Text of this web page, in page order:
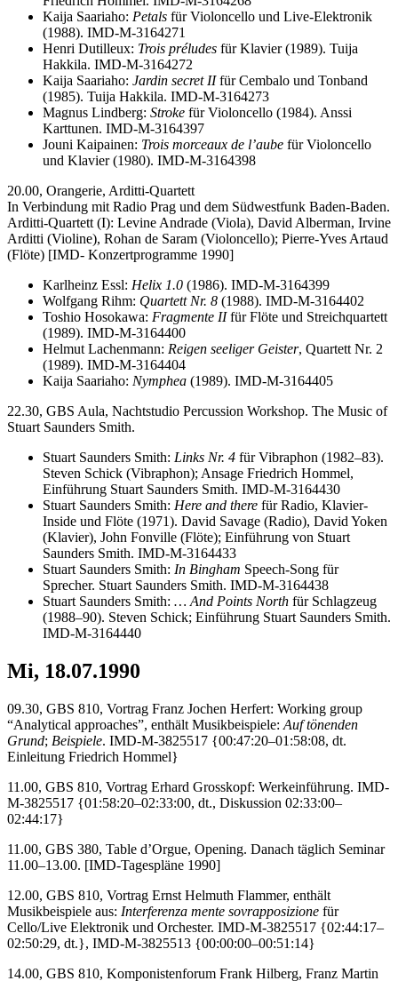
Kaija Saariaho: Petals für Violoncello und Live-Elektronik
(1988). IMD-M-3164271
Henri Dutilleux: Trois préludes für Klavier (1989). Tuija
Hakkila. IMD-M-3164272
Kaija Saariaho: Jardin secret IIfür Cembalo und Tonband
(1985). Tuija Hakkila. IMD-M-3164273
Magnus Lindberg: Stroke für Violoncello (1984). Anssi
Karttunen. IMD-M-3164397
Jouni Kaipainen: Trois morceaux de l’aube für Violoncello
und Klavier (1980). IMD-M-3164398
20.00, Orangerie, Arditti-Quartett
In Verbindung mit Radio Prag und dem Südwestfunk Baden-Baden.
Arditti-Quartett (I): Levine Andrade (Viola), David Alberman, Irvine
Arditti (Violine), Rohan de Saram (Violoncello); Pierre-Yves Artaud
(Flöte) [IMD- Konzertprogramme 1990]
Karlheinz Essl: Helix 1.0 (1986). IMD-M-3164399
Wolfgang Rihm: Quartett Nr. 8 (1988). IMD-M-3164402
Toshio Hosokawa: Fragmente IIfür Flöte und Streichquartett
(1989). IMD-M-3164400
Helmut Lachenmann: Reigen seeliger Geister, Quartett Nr. 2
(1989). IMD-M-3164404
Kaija Saariaho: Nymphea (1989). IMD-M-3164405
22.30, GBS Aula, Nachtstudio Percussion Workshop. The Music of
Stuart Saunders Smith.
Stuart Saunders Smith: Links Nr. 4 für Vibraphon (1982–83).
Steven Schick (Vibraphon); Ansage Friedrich Hommel,
Einführung Stuart Saunders Smith. IMD-M-3164430
Stuart Saunders Smith: Here and there für Radio, Klavier-
Inside und Flöte (1971). David Savage (Radio), David Yoken
(Klavier), John Fonville (Flöte); Einführung von Stuart
Saunders Smith. IMD-M-3164433
Stuart Saunders Smith: In Bingham Speech-Song für
Sprecher. Stuart Saunders Smith. IMD-M-3164438
Stuart Saunders Smith: … And Points North für Schlagzeug
(1988–90). Steven Schick; Einführung Stuart Saunders Smith.
IMD-M-3164440
Mi, 18.07.1990
09.30, GBS 810, Vortrag Franz Jochen Herfert: Working group
“Analytical approaches”, enthält Musikbeispiele: Auf tönenden
Grund; Beispiele. IMD-M-3825517 {00:47:20–01:58:08, dt.
Einleitung Friedrich Hommel}
11.00, GBS 810, Vortrag Erhard Grosskopf: Werkeinführung. IMD-
M-3825517 {01:58:20–02:33:00, dt., Diskussion 02:33:00–
02:44:17}
11.00, GBS 380, Table d’Orgue, Opening. Danach täglich Seminar
11.00–13.00. [IMD-Tagespläne 1990]
12.00, GBS 810, Vortrag Ernst Helmuth Flammer, enthält
Musikbeispiele aus: Interferenza mente sovrapposizione für
Cello/Live Elektronik und Orchester. IMD-M-3825517 {02:44:17–
02:50:29, dt.}, IMD-M-3825513 {00:00:00–00:51:14}
14.00, GBS 810, Komponistenforum Frank Hilberg, Franz Martin